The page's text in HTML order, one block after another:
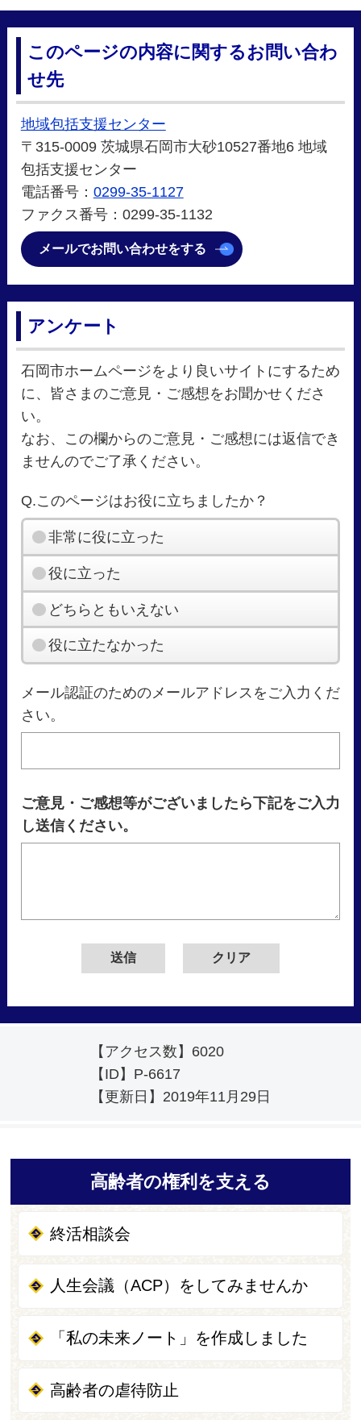
このページの内容に関するお問い合わ
せ先
地域包括支援センター
〒315-0009 茨城県石岡市大砂10527番地6 地域
包括支援センター
電話番号： 0299-35-1127
ファクス番号：0299-35-1132
メールでお問い合わせをする
アンケート
石岡市ホームページをより良いサイトにするため
に、皆さまのご意見・ご感想をお聞かせくださ
い。
なお、この欄からのご意見・ご感想には返信でき
ませんのでご了承ください。
Q.このページはお役に立ちましたか？
非常に役に立った
役に立った
どちらともいえない
役に立たなかった
メール認証のためのメールアドレスをご入力くだ
さい。
ご意見・ご感想等がございましたら下記をご入力
し送信ください。
【アクセス数】 6020
【ID】 P-6617
【更新日】 2019年11月29日
高齢者の権利を支える
終活相談会
人生会議（ACP）をしてみませんか
「私の未来ノート」を作成しました
高齢者の虐待防止